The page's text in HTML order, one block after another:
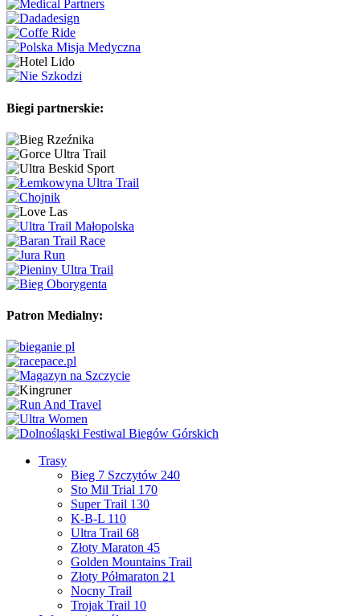
Biegi partnerskie:
Patron Medialny:
Trasy
Bieg 7 Szczytów 240
Sto Mil Trial 170
Super Trail 130
K-B-L 110
Ultra Trail 68
Złoty Maraton 45
Golden Mountains Trail
Złoty Półmaraton 21
Nocny Trail
Trojak Trail 10